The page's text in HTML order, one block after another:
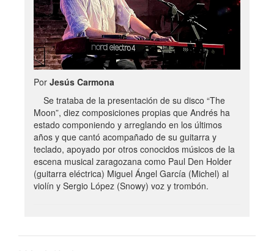
Por Jesús Carmona
Se trataba de la presentación de su disco “The
Moon”, diez composiciones propias que Andrés ha
estado componiendo y arreglando en los últimos
años y que cantó acompañado de su guitarra y
teclado, apoyado por otros conocidos músicos de la
escena musical zaragozana como Paul Den Holder
(guitarra eléctrica) Miguel Ángel García (Michel) al
violín y Sergio López (Snowy) voz y trombón.